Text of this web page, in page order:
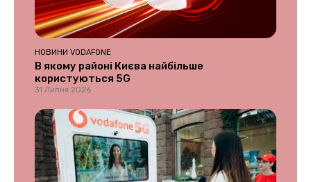
НОВИНИ VODAFONE
В якому районі Києва найбільше
користуються 5G
31 Липня 2026